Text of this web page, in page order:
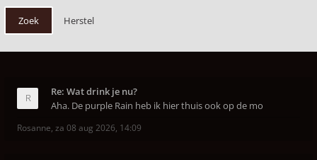
Re: Wat drink je nu?
Aha. De purple Rain heb ik hier thuis ook op de mo
Rosanne, za 08 aug 2026, 14:09